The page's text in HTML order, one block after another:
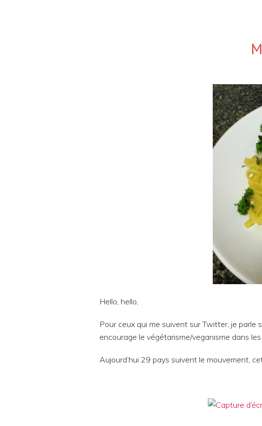
Hello, hello,
Pour ceux qui me suivent sur Twitter, je parle
encourage le végétarisme/veganisme dans
Aujourd’hui 29 pays suivent le mouvement,